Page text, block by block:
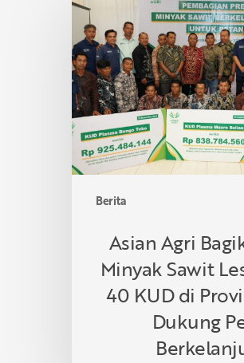
Berita
Agri
Bagikan
Premi
Minyak
Sawit
Lestari
untuk
40
KUD
Provinsi
Dukung
Petani
Berkelanjutan
Asian Agri
Minyak Sawit
40 KUD di
Dukung